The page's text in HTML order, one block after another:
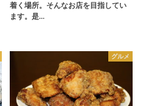
着く場所。そんなお店を目指してい
ます。是…
グルメ